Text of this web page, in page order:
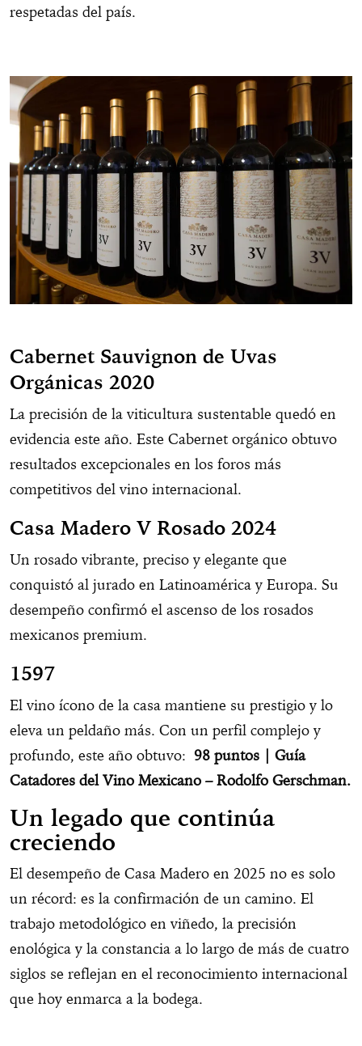
respetadas del país.
Cabernet Sauvignon de Uvas
Orgánicas 2020
La precisión de la viticultura sustentable quedó en
evidencia este año. Este Cabernet orgánico obtuvo
resultados excepcionales en los foros más
competitivos del vino internacional.
Casa Madero V Rosado 2024
Un rosado vibrante, preciso y elegante que
conquistó al jurado en Latinoamérica y Europa. Su
desempeño confirmó el ascenso de los rosados
mexicanos premium.
1597
El vino ícono de la casa mantiene su prestigio y lo
eleva un peldaño más. Con un perfil complejo y
profundo, este año obtuvo: 98 puntos | Guía
Catadores del Vino Mexicano – Rodolfo Gerschman.
Un legado que continúa
creciendo
El desempeño de Casa Madero en 2025 no es solo
un récord: es la confirmación de un camino. El
trabajo metodológico en viñedo, la precisión
enológica y la constancia a lo largo de más de cuatro
siglos se reflejan en el reconocimiento internacional
que hoy enmarca a la bodega.